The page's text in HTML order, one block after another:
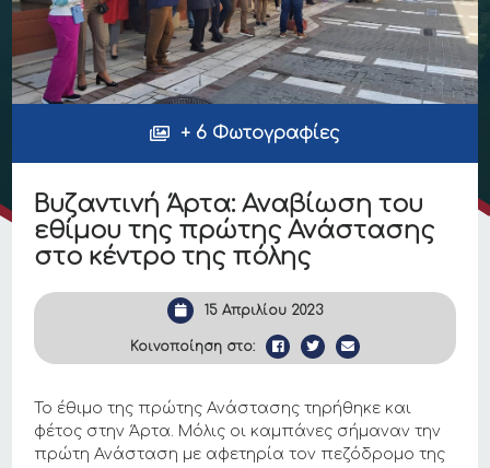
+ 6 Φωτογραφίες
Βυζαντινή Άρτα: Αναβίωση του
εθίμου της πρώτης Ανάστασης
στο κέντρο της πόλης
15 Απριλίου 2023
Κοινοποίηση στο:
Το έθιμο της πρώτης Ανάστασης τηρήθηκε και
φέτος στην Άρτα. Μόλις οι καμπάνες σήμαναν την
πρώτη Ανάσταση με αφετηρία τον πεζόδρομο της